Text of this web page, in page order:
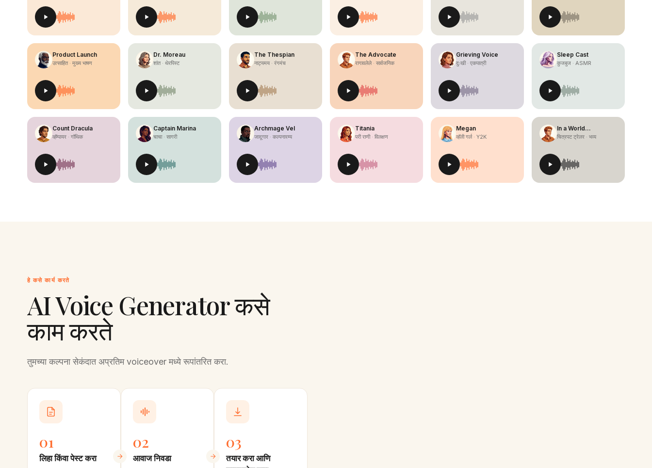
Product Launch
उत्साहित · मुख्य भाषण
Dr. Moreau
शांत · थेरपिस्ट
The Thespian
नाट्यमय · रंगमंच
The Advocate
रागावलेले · सार्वजनिक
Grieving Voice
दुःखी · एकपात्री
Sleep Cast
कुजबुज · ASMR
Count Dracula
व्हॅम्पायर · गॉथिक
Captain Marina
चाचा · सागरी
Archmage Vel
जादूगार · कल्पनारम्य
Titania
परी राणी · विलक्षण
Megan
व्हॅली गर्ल · Y2K
In a World…
चित्रपट ट्रेलर · भव्य
हे कसे कार्य करते
AI Voice Generator कसे
काम करते
तुमच्या कल्पना सेकंदात अप्रतिम voiceover मध्ये रूपांतरित करा.
01
लिहा किंवा पेस्ट करा
02
आवाज निवडा
03
तयार करा आणि